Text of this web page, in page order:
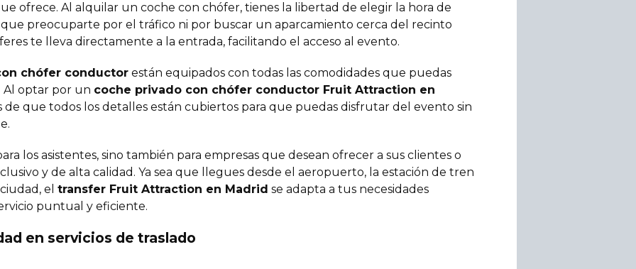
ofrece. Al alquilar un coche con chófer, tienes la libertad de elegir la hora de
preocuparte por el tráfico ni por buscar un aparcamiento cerca del recinto
te lleva directamente a la entrada, facilitando el acceso al evento.
chófer conductor están equipados con todas las comodidades que puedas
Al optar por un coche privado con chófer conductor Fruit Attraction en
de que todos los detalles están cubiertos para que puedas disfrutar del evento sin
los asistentes, sino también para empresas que desean ofrecer a sus clientes o
y de alta calidad. Ya sea que llegues desde el aeropuerto, la estación de tren
el transfer Fruit Attraction en Madrid se adapta a tus necesidades
puntual y eficiente.
en servicios de traslado